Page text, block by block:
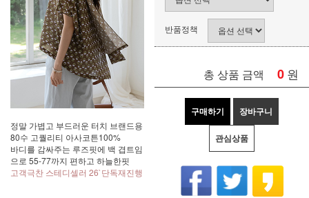
정말 가볍고 부드러운 터치 브랜드용
80수 고퀄리티 아사코튼100%
바디를 감싸주는 루즈핏에 백 겹트임
으로 55-77까지 편하고 하늘한핏
고객극찬 스테디셀러 26`단독재진행
반품정책
총 상품 금액 0 원
구매하기 장바구니
관심상품